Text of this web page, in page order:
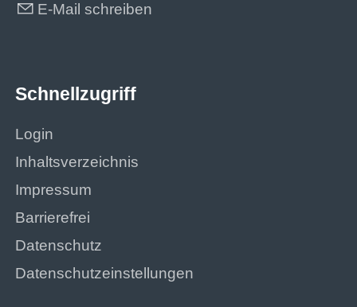
E-Mail schreiben
Schnellzugriff
Login
Inhaltsverzeichnis
Impressum
Barrierefrei
Datenschutz
Datenschutzeinstellungen